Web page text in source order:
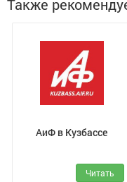
Выберите
Жалоб нет. Далее -
боте вам придет
онлайн, а затем
прочитать и
"Телемедицинская
Также
АиФ в Кузбассе
Читать